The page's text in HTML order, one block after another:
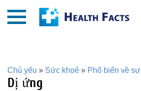
Chủ yếu » Sức khoẻ » Phổ biến về
Dị ứng